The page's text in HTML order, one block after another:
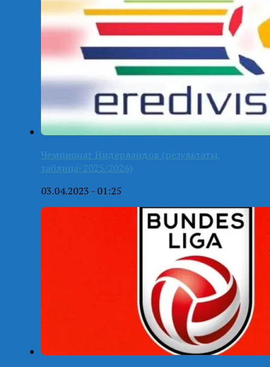
Чемпионат Нидерландов (результаты,
таблица-2025/2026)
03.04.2023 - 01:25